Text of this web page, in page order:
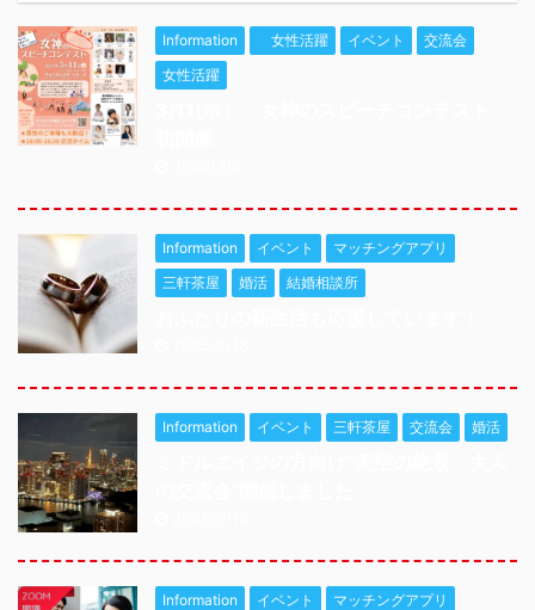
Information 女性活躍 イベント
交流会
女性活躍
Information イベント
マッチングアプリ
三軒茶屋
婚活 結婚相談所
Information イベント 三軒茶屋 交流会 婚活
Information イベント
マッチングアプリ